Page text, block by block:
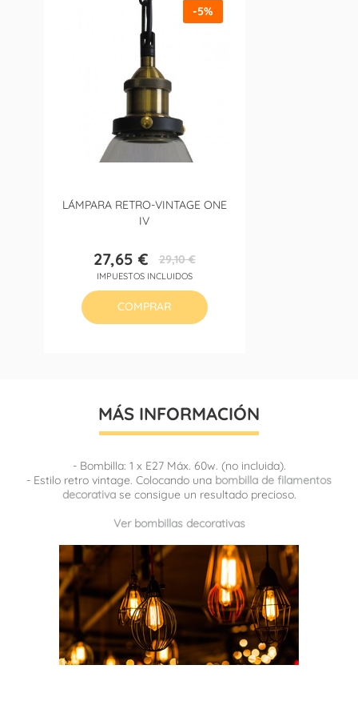
LÁMPARA RETRO-VINTAGE ONE
IV
Precio
27,65 €Precio
base
29,10 €
IMPUESTOS INCLUIDOS
-5%
COMPRAR
MÁS INFORMACIÓN
- Bombilla: 1 x E27 Máx. 60w. (no incluida).
- Estilo retro vintage. Colocando una bombilla de filamentos
decorativa se consigue un resultado precioso.
Ver bombillas decorativas